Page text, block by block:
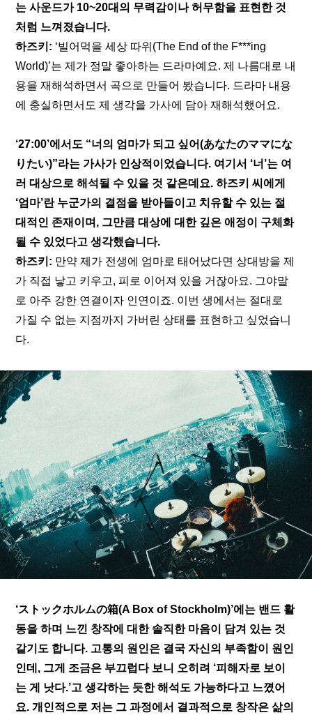
는 사운드가 10~20대의 무력감이나 허무함을 표현한 것
처럼 느껴졌습니다.
하즈키: ‘빌어먹을 세상 따위(The End of the F***ing
World)’는 제가 정말 좋아하는 드라마예요. 제 나름대로 내
용을 재해석하면서 곡으로 만들어 봤습니다. 드라마 내용
에 충실하면서도 제 생각을 가사에 담아 재해석했어요.
‘27:00’에서도 “너의 엄마가 되고 싶어(あなたのママにな
りたい)”라는 가사가 인상적이었습니다. 여기서 ‘너’는 여
러 대상으로 해석될 수 있을 것 같은데요. 하즈키 씨에게
‘엄마’란 누군가의 결점을 받아들이고 치유할 수 있는 절
대적인 존재이며, 그만큼 대상에 대한 깊은 애정이 구체화
될 수 있었다고 생각했습니다.
하즈키: 만약 제가 전생에 엄마로 태어났다면 상대방을 제
가 직접 낳고 키우고, 피로 이어져 있을 거잖아요. 그야말
로 아주 강한 연결이자 인연이죠. 이번 생에서는 절대로
가질 수 없는 지점까지 가버린 상태를 표현하고 싶었습니
다.
‘ストックホルムの箱(A Box of Stockholm)’에는 밴드 활
동을 하며 느낀 창작에 대한 솔직한 마음이 담겨 있는 것
같기도 합니다. 고통의 원인은 결국 자신의 부족함이 원인
인데, 그게 조금은 부끄럽다 보니 오히려 ‘피해자로 보이
는 게 낫다.’고 생각하는 듯한 해석도 가능하다고 느꼈어
요. 개인적으로 저는 그 과정에서 결과적으로 창작은 삶의